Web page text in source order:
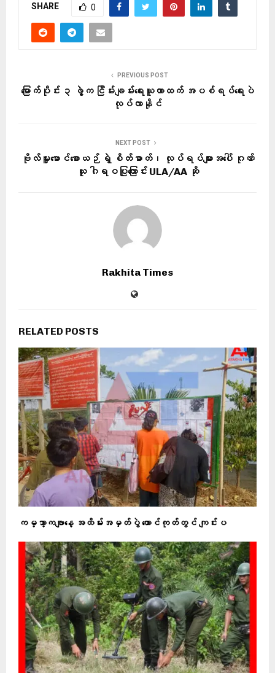
SHARE 0
PREVIOUS POST
မြောက်ပိုင်း ၃ ဖွဲ့က ငြိမ်းချမ်းရေးယူတာထက် အပစ်ရပ်ရေးပဲ
လုပ်လာနိုင်
NEXT POST
ဗိုလ်မှူးမောင်စောယဉ် ရဲ့ စိတ်ဓာတ်၊ လုပ်ရပ်များအပေါ် ဂုဏ်
ယူ ဂါရဝပြုကြောင်း ULA/AA ဆို
Rakhita Times
RELATED POSTS
ကမ္ဘာ့ကဗျာနေ့ အထိမ်းအမှတ်ပွဲ တောင်ကုတ်တွင် ကျင်းပ